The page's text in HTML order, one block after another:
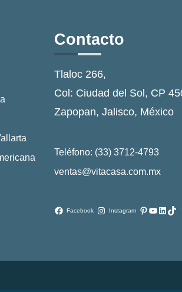
Contacto
Tlaloc 266,
Col: Ciudad del Sol, CP
Zapopan, Jalisco, México
Teléfono: (33) 3712-4793
ventas@vitacasa.com.mx
Facebook Instagram Pinterest
YouTube